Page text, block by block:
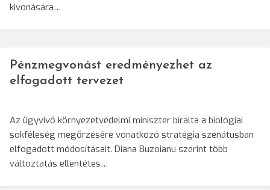
kivonására…
Pénzmegvonást eredményezhet az
elfogadott tervezet
Az ügyvivő környezetvédelmi miniszter bírálta a biológiai
sokféleség megőrzésére vonatkozó stratégia szenátusban
elfogadott módosításait. Diana Buzoianu szerint több
változtatás ellentétes…